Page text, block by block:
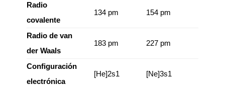
Radio
covalente
134 pm 154 pm
Radio de van
der Waals
183 pm 227 pm
Configuración
electrónica
[He]2s1 [Ne]3s1